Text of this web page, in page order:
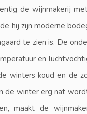
de wijnmakerij
hij zijn moderne
te zien is. De
en
winters koud en de
de winter erg nat
maakt de